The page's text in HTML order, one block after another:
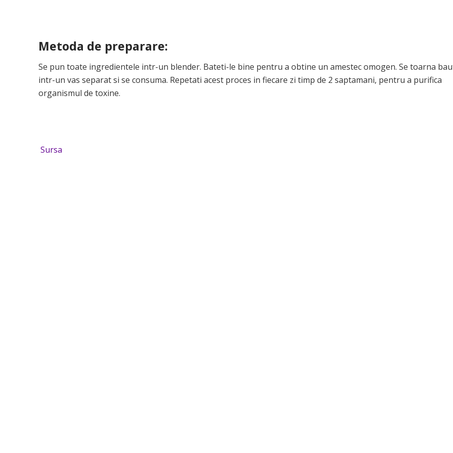
Metoda de preparare:
Se pun toate ingredientele intr-un blender. Bateti-le bine pentru a obtine un amestec omogen. Se toarna
intr-un vas separat si se consuma. Repetati acest proces in fiecare zi timp de 2 saptamani, pentru a purifica
organismul de toxine.
Sursa